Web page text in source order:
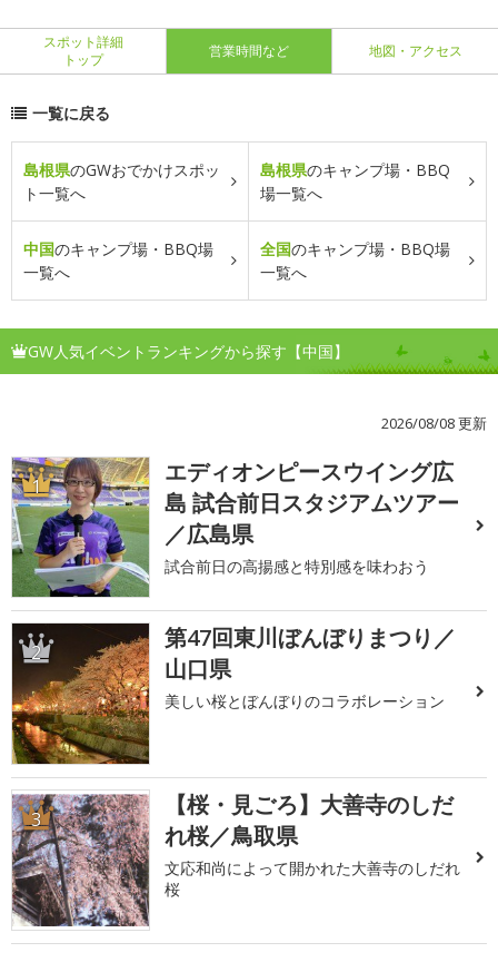
スポット詳細
トップ
営業時間など 地図・アクセス
一覧に戻る
島根県のGWおでかけスポッ
ト一覧へ
島根県のキャンプ場・BBQ
場一覧へ
中国のキャンプ場・BBQ場
一覧へ
全国のキャンプ場・BBQ場
一覧へ
GW人気イベントランキングから探す【中国】
2026/08/08 更新
1
エディオンピースウイング広
島 試合前日スタジアムツアー
／広島県
試合前日の高揚感と特別感を味わおう
2
第47回東川ぼんぼりまつり／
山口県
美しい桜とぼんぼりのコラボレーション
3
【桜・見ごろ】大善寺のしだ
れ桜／鳥取県
文応和尚によって開かれた大善寺のしだれ
桜